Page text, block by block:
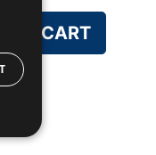
TO CART